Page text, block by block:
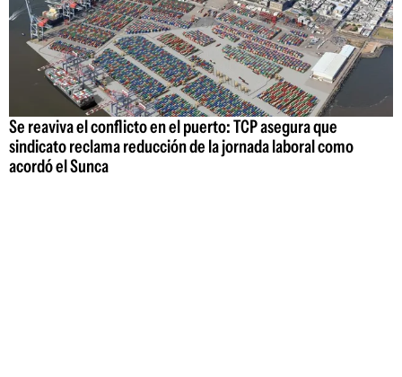
Se reaviva el conflicto en el puerto: TCP asegura que
sindicato reclama reducción de la jornada laboral como
acordó el Sunca